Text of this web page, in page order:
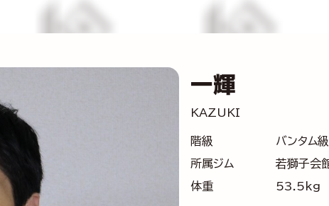
一輝
KAZUKI
階級
バンタム級
所属ジム
若獅子会
体重
53.5kg